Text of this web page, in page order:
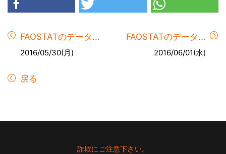
FAOSTATのデータ...
2016/05/30(月)
FAOSTATのデータ...
2016/06/01(水)
戻る
詐欺にご注意下さい。